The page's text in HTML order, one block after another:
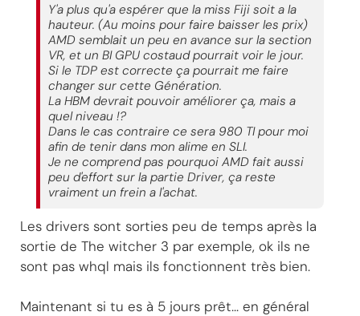
Y'a plus qu'a espérer que la miss Fiji soit a la
hauteur. (Au moins pour faire baisser les prix)
AMD semblait un peu en avance sur la section
VR, et un BI GPU costaud pourrait voir le jour.
Si le TDP est correcte ça pourrait me faire
changer sur cette Génération.
La HBM devrait pouvoir améliorer ça, mais a
quel niveau !?
Dans le cas contraire ce sera 980 TI pour moi
afin de tenir dans mon alime en SLI.
Je ne comprend pas pourquoi AMD fait aussi
peu d'effort sur la partie Driver, ça reste
vraiment un frein a l'achat.
Les drivers sont sorties peu de temps après la
sortie de The witcher 3 par exemple, ok ils ne
sont pas whql mais ils fonctionnent très bien.
Maintenant si tu es à 5 jours prêt... en général